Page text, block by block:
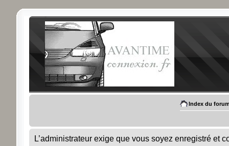
Index du
L’administrateur exige que vous soyez enregistré et